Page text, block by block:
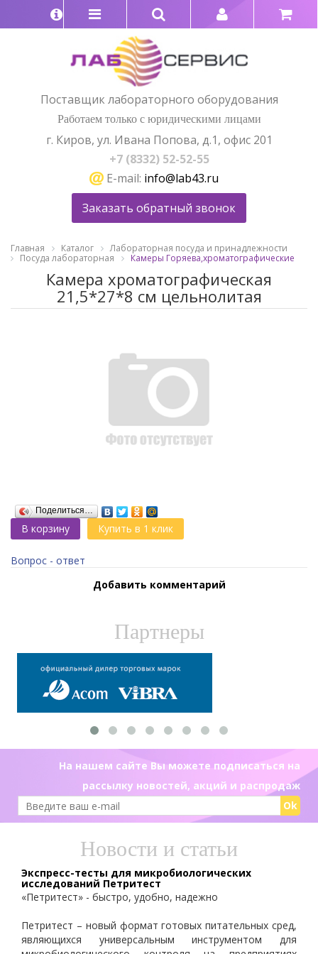
Поставщик лабораторного оборудования
Работаем только с юридическими лицами
г. Киров, ул. Ивана Попова, д.1, офис 201
+7 (8332) 52-52-55
E-mail: info@lab43.ru
Заказать обратный звонок
Главная Каталог
Лабораторная посуда и принадлежности
Посуда лабораторная
Камеры Горяева,хроматографические
Камера хроматографическая
21,5*27*8 см цельнолитая
Поделиться…
В корзину Купить в 1 клик
Вопрос - ответ
Добавить комментарий
Партнеры
На нашем сайте Вы можете подписаться на
рассылку новостей, акций и распродаж
Ok
Новости и статьи
Экспресс-тесты для микробиологических
исследований Петритест
«Петритест» - быстро, удобно, надежно
Петритест – новый формат готовых питательных сред,
являющихся универсальным инструментом для